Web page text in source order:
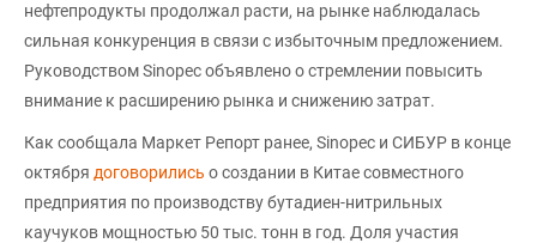
нефтепродукты продолжал расти, на рынке наблюдалась
сильная конкуренция в связи с избыточным предложением.
Руководством Sinopec объявлено о стремлении повысить
внимание к расширению рынка и снижению затрат.
Как сообщала Маркет Репорт ранее, Sinopec и СИБУР в конце
октября договорились о создании в Китае совместного
предприятия по производству бутадиен-нитрильных
каучуков мощностью 50 тыс. тонн в год. Доля участия